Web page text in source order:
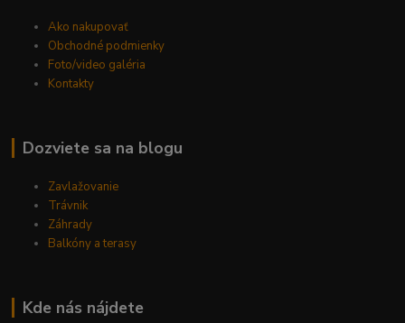
Ako nakupovať
Obchodné podmienky
Foto/video galéria
Kontakty
Dozviete sa na blogu
Zavlažovanie
Trávnik
Záhrady
Balkóny a terasy
Kde nás nájdete